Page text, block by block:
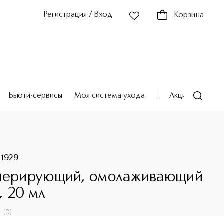
Регистрация / Вход Корзина
Бьюти-сервисы Моя система ухода Акции
1929
омолаживающий
20 мл
(0)